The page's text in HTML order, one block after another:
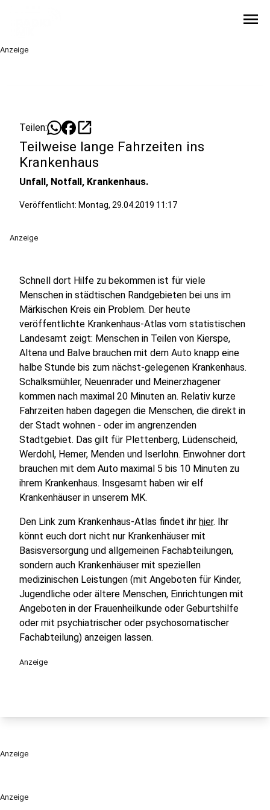
menu
Anzeige
Anzeige
Teilen: open_in_new
Teilweise lange Fahrzeiten ins
Krankenhaus
Unfall, Notfall, Krankenhaus.
Veröffentlicht: Montag, 29.04.2019 11:17
Anzeige
Schnell dort Hilfe zu bekommen ist für viele
Menschen in städtischen Randgebieten bei uns im
Märkischen Kreis ein Problem. Der heute
veröffentlichte Krankenhaus-Atlas vom statistischen
Landesamt zeigt: Menschen in Teilen von Kierspe,
Altena und Balve brauchen mit dem Auto knapp eine
halbe Stunde bis zum nächst-gelegenen Krankenhaus.
Schalksmühler, Neuenrader und Meinerzhagener
kommen nach maximal 20 Minuten an. Relativ kurze
Fahrzeiten haben dagegen die Menschen, die direkt in
der Stadt wohnen - oder im angrenzenden
Stadtgebiet. Das gilt für Plettenberg, Lüdenscheid,
Werdohl, Hemer, Menden und Iserlohn. Einwohner dort
brauchen mit dem Auto maximal 5 bis 10 Minuten zu
ihrem Krankenhaus. Insgesamt haben wir elf
Krankenhäuser in unserem MK.
Den Link zum Krankenhaus-Atlas findet ihr hier. Ihr
könnt euch dort nicht nur Krankenhäuser mit
Basisversorgung und allgemeinen Fachabteilungen,
sondern auch Krankenhäuser mit speziellen
medizinischen Leistungen (mit Angeboten für Kinder,
Jugendliche oder ältere Menschen, Einrichtungen mit
Angeboten in der Frauenheilkunde oder Geburtshilfe
oder mit psychiatrischer oder psychosomatischer
Fachabteilung) anzeigen lassen.
Anzeige
Anzeige